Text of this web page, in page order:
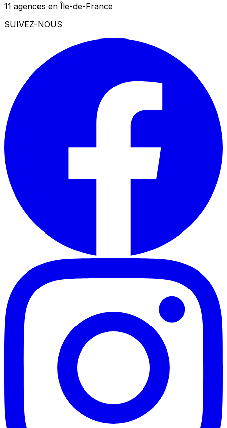
11 agences en Île-de-France
SUIVEZ-NOUS